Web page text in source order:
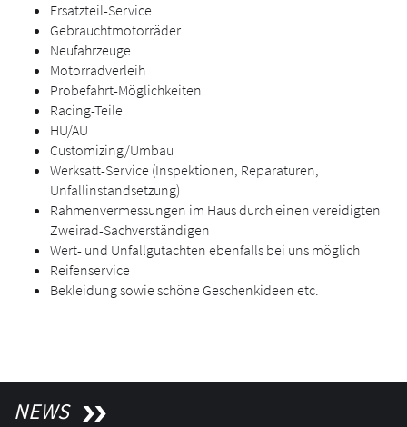
Ersatzteil-Service
Gebrauchtmotorräder
Neufahrzeuge
Motorradverleih
Probefahrt-Möglichkeiten
Racing-Teile
HU/AU
Customizing/Umbau
Werksatt-Service (Inspektionen, Reparaturen,
Unfallinstandsetzung)
Rahmenvermessungen im Haus durch einen vereidigten
Zweirad-Sachverständigen
Wert- und Unfallgutachten ebenfalls bei uns möglich
Reifenservice
Bekleidung sowie schöne Geschenkideen etc.
NEWS